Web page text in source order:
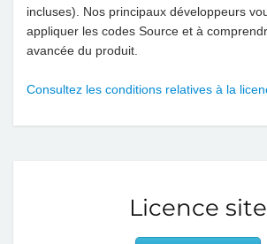
incluses). Nos principaux développeurs
appliquer les codes Source et à
avancée du produit.
Consultez les conditions relatives à la
Licence site